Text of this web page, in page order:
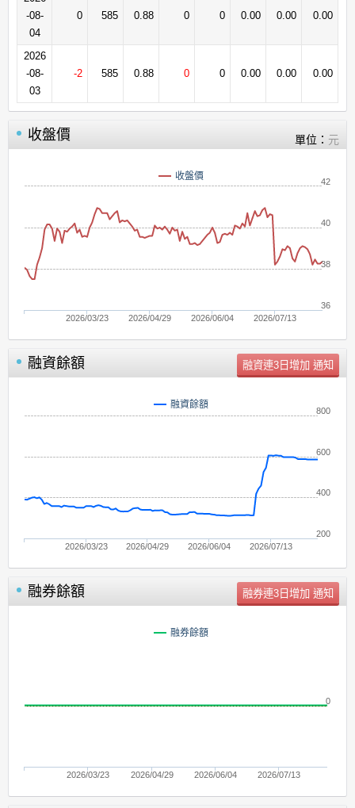
-08-
04
0 585 0.88 0 0 0.00 0.00 0.00
2026
-08-
03
-2 585 0.88 0 0 0.00 0.00 0.00
收盤價 單位： 元
收盤價
2026/03/23 2026/04/29 2026/06/04 2026/07/13
38
40
42
36
融資餘額 單位：張
融資餘額
2026/03/23 2026/04/29 2026/06/04 2026/07/13
200
400
600
800
融券餘額 單位：張
融券餘額
2026/03/23 2026/04/29 2026/06/04 2026/07/13
0